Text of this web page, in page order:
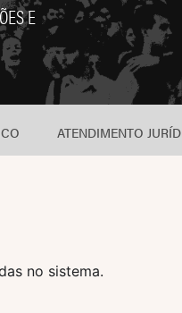
E
ATENDIMENTO
no sistema.